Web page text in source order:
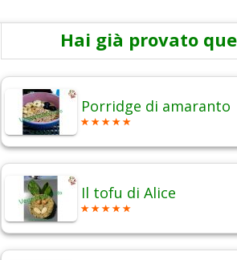
Hai già provato
Porridge di amaranto
Il tofu di Alice